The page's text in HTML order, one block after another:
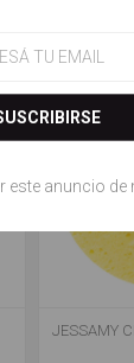
JESSAMY
este anuncio de